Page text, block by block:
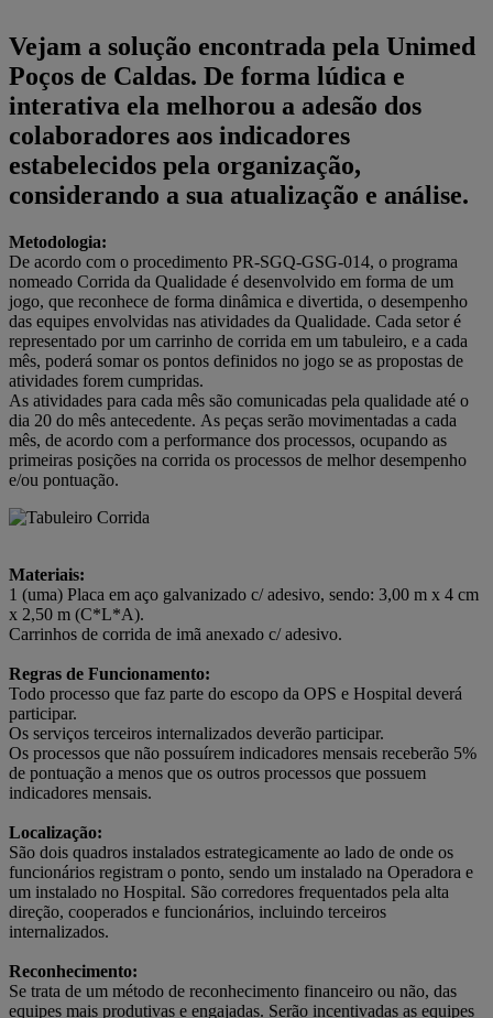
Vejam a solução encontrada pela Unimed
Poços de Caldas. De forma lúdica e
interativa ela melhorou a adesão dos
colaboradores aos indicadores
estabelecidos pela organização,
considerando a sua atualização e análise.
Metodologia:
De acordo com o procedimento PR-SGQ-GSG-014, o programa
nomeado Corrida da Qualidade é desenvolvido em forma de um
jogo, que reconhece de forma dinâmica e divertida, o desempenho
das equipes envolvidas nas atividades da Qualidade. Cada setor é
representado por um carrinho de corrida em um tabuleiro, e a cada
mês, poderá somar os pontos definidos no jogo se as propostas de
atividades forem cumpridas.
As atividades para cada mês são comunicadas pela qualidade até o
dia 20 do mês antecedente. As peças serão movimentadas a cada
mês, de acordo com a performance dos processos, ocupando as
primeiras posições na corrida os processos de melhor desempenho
e/ou pontuação.
Materiais:
1 (uma) Placa em aço galvanizado c/ adesivo, sendo: 3,00 m x 4 cm
x 2,50 m (C*L*A).
Carrinhos de corrida de imã anexado c/ adesivo.
Regras de Funcionamento:
Todo processo que faz parte do escopo da OPS e Hospital deverá
participar.
Os serviços terceiros internalizados deverão participar.
Os processos que não possuírem indicadores mensais receberão 5%
de pontuação a menos que os outros processos que possuem
indicadores mensais.
Localização:
São dois quadros instalados estrategicamente ao lado de onde os
funcionários registram o ponto, sendo um instalado na Operadora e
um instalado no Hospital. São corredores frequentados pela alta
direção, cooperados e funcionários, incluindo terceiros
internalizados.
Reconhecimento:
Se trata de um método de reconhecimento financeiro ou não, das
equipes mais produtivas e engajadas. Serão incentivadas as equipes